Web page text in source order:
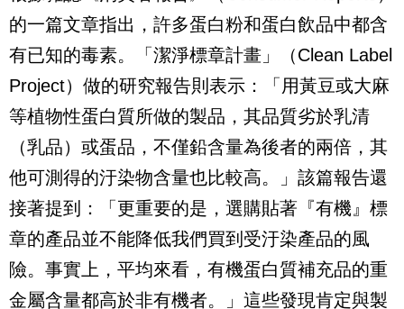
的一篇文章指出，許多蛋白粉和蛋白飲品中都含
有已知的毒素。「潔淨標章計畫」（Clean Label
Project）做的研究報告則表示：「用黃豆或大麻
等植物性蛋白質所做的製品，其品質劣於乳清
（乳品）或蛋品，不僅鉛含量為後者的兩倍，其
他可測得的汙染物含量也比較高。」該篇報告還
接著提到：「更重要的是，選購貼著『有機』標
章的產品並不能降低我們買到受汙染產品的風
險。事實上，平均來看，有機蛋白質補充品的重
金屬含量都高於非有機者。」這些發現肯定與製